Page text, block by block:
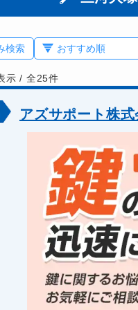
検索
示/ 全25件
アズサポート株